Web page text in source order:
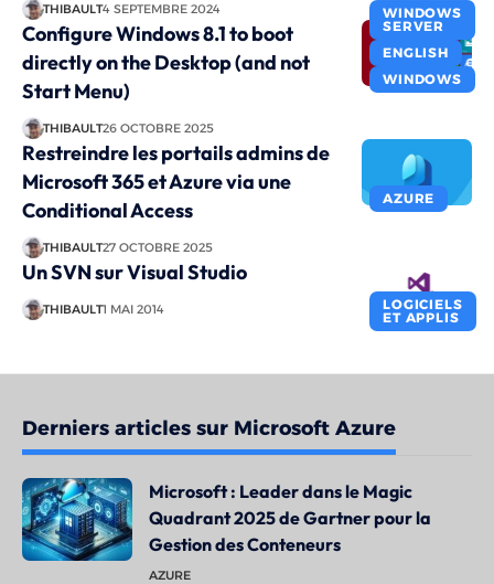
THIBAULT4 SEPTEMBRE 2024
WINDOWS
SERVER
ENGLISH
WINDOWS
Configure Windows 8.1 to boot
directly on the Desktop (and not
Start Menu)
THIBAULT26 OCTOBRE 2025
AZURE
Restreindre les portails admins de
Microsoft 365 et Azure via une
Conditional Access
THIBAULT27 OCTOBRE 2025
LOGICIELS
ET APPLIS
Un SVN sur Visual Studio
THIBAULT1 MAI 2014
Derniers articles sur Microsoft Azure
Microsoft : Leader dans le Magic
Quadrant 2025 de Gartner pour la
Gestion des Conteneurs
AZURE